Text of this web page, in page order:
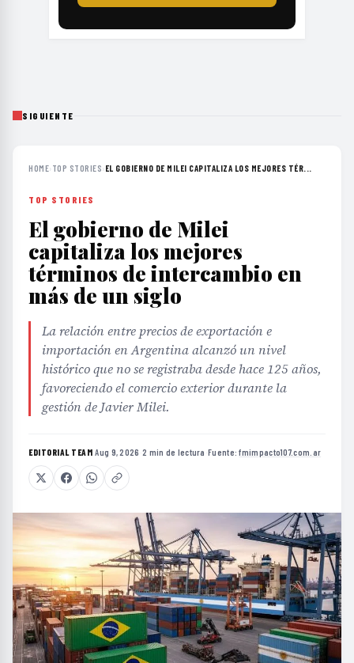
SIGUIENTE
HOME› TOP STORIES› EL GOBIERNO DE MILEI CAPITALIZA LOS MEJORES TÉR...
TOP STORIES
El gobierno de Milei
capitaliza los mejores
términos de intercambio en
más de un siglo
La relación entre precios de exportación e
importación en Argentina alcanzó un nivel
histórico que no se registraba desde hace 125 años,
favoreciendo el comercio exterior durante la
gestión de Javier Milei.
EDITORIAL TEAM·Aug 9, 2026 ·2 min de lectura ·Fuente:fmimpacto107.com.ar